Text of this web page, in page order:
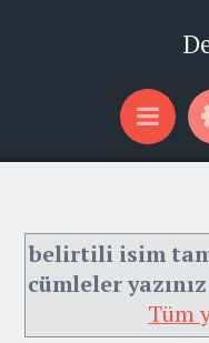
Menu
belirtili isim
cümleler yazınız
Tüm